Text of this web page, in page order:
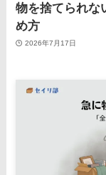
物を捨てられな
め方
2026年7月17日